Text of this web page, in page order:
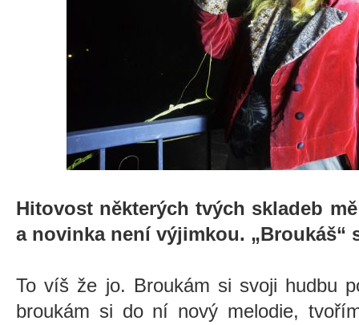
Hitovost některých tvých skladeb
a novinka není výjimkou. „Broukáš“
To víš že jo. Broukám si svoji hudbu
broukám si do ní nový melodie,